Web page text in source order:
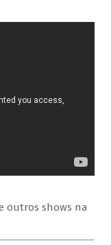
outros shows na